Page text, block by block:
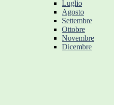
Luglio
Agosto
Settembre
Ottobre
Novembre
Dicembre